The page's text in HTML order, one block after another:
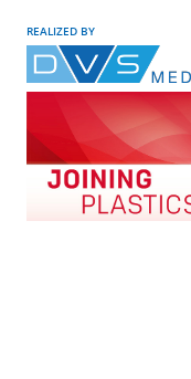
REALIZED BY